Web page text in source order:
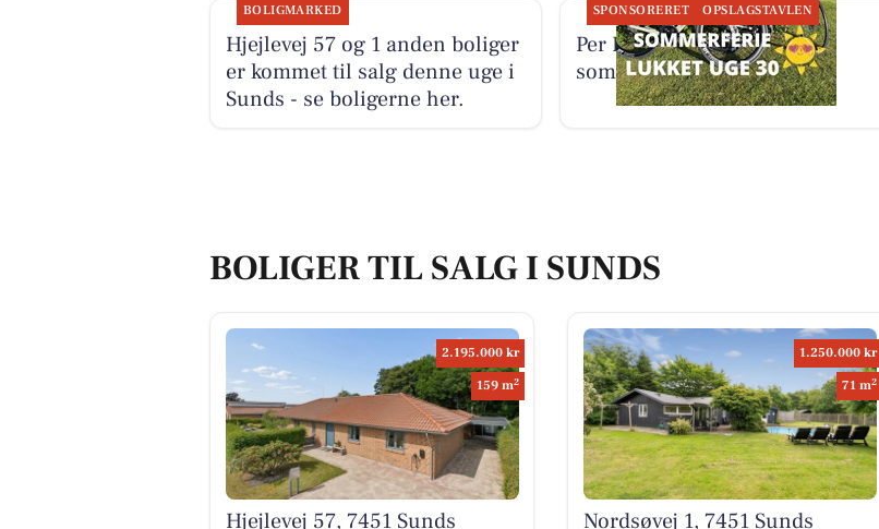
BOLIGMARKED
Hjejlevej 57 og 1 anden boliger
er kommet til salg denne uge i
Sunds - se boligerne her.
SPONSORERET OPSLAGSTAVLEN
Per P. Cykler holder
sommerferie i uge 30
BOLIGER TIL SALG I SUNDS
2.195.000 kr
159 m2
Hjejlevej 57, 7451 Sunds
1.250.000 kr
71 m2
Nordsøvej 1, 7451 Sunds